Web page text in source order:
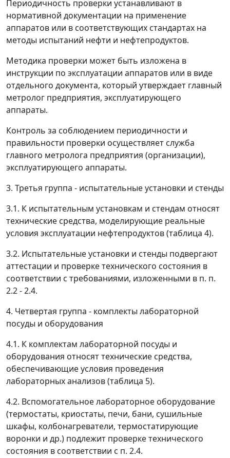
Периодичность проверки устанавливают в
нормативной документации на применение
аппаратов или в соответствующих стандартах на
методы испытаний нефти и нефтепродуктов.
Методика проверки может быть изложена в
инструкции по эксплуатации аппаратов или в виде
отдельного документа, который утверждает главный
метролог предприятия, эксплуатирующего
аппараты.
Контроль за соблюдением периодичности и
правильности проверки осуществляет служба
главного метролога предприятия (организации),
эксплуатирующего аппараты.
3. Третья группа - испытательные установки и стенды
3.1. К испытательным установкам и стендам относят
технические средства, моделирующие реальные
условия эксплуатации нефтепродуктов (таблица 4).
3.2. Испытательные установки и стенды подвергают
аттестации и проверке технического состояния в
соответствии с требованиями, изложенными в п. п.
2.2 - 2.4.
4. Четвертая группа - комплекты лабораторной
посуды и оборудования
4.1. К комплектам лабораторной посуды и
оборудования относят технические средства,
обеспечивающие условия проведения
лабораторных анализов (таблица 5).
4.2. Вспомогательное лабораторное оборудование
(термостаты, криостаты, печи, бани, сушильные
шкафы, колбонагреватели, термостатирующие
воронки и др.) подлежит проверке технического
состояния в соответствии с п. 2.4.